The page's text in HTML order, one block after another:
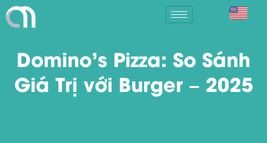
Domino’s Pizza: So Sánh
Giá Trị với Burger – 2025